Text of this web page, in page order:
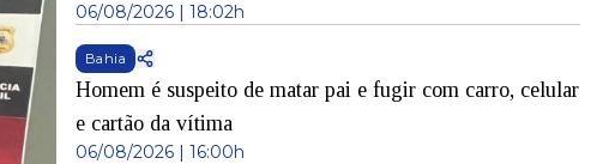
06/08/2026 | 18:02h
Bahia
Homem é suspeito de matar pai e fugir com carro, celular
e cartão da vítima
06/08/2026 | 16:00h